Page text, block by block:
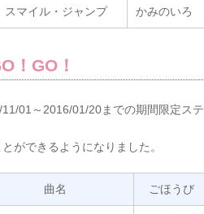
スマイル・ジャンプ かみのいろ
！GO！
01～2016/01/20までの期間限定ステ
ができるようになりました。
曲名 ごほうび